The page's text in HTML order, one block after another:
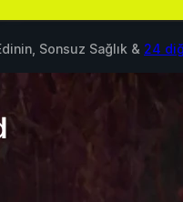
Sonsuz Sağlık & 24